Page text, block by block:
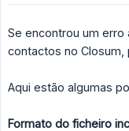
Se encontrou um erro
contactos no
Aqui estão algumas
Formato do ficheiro